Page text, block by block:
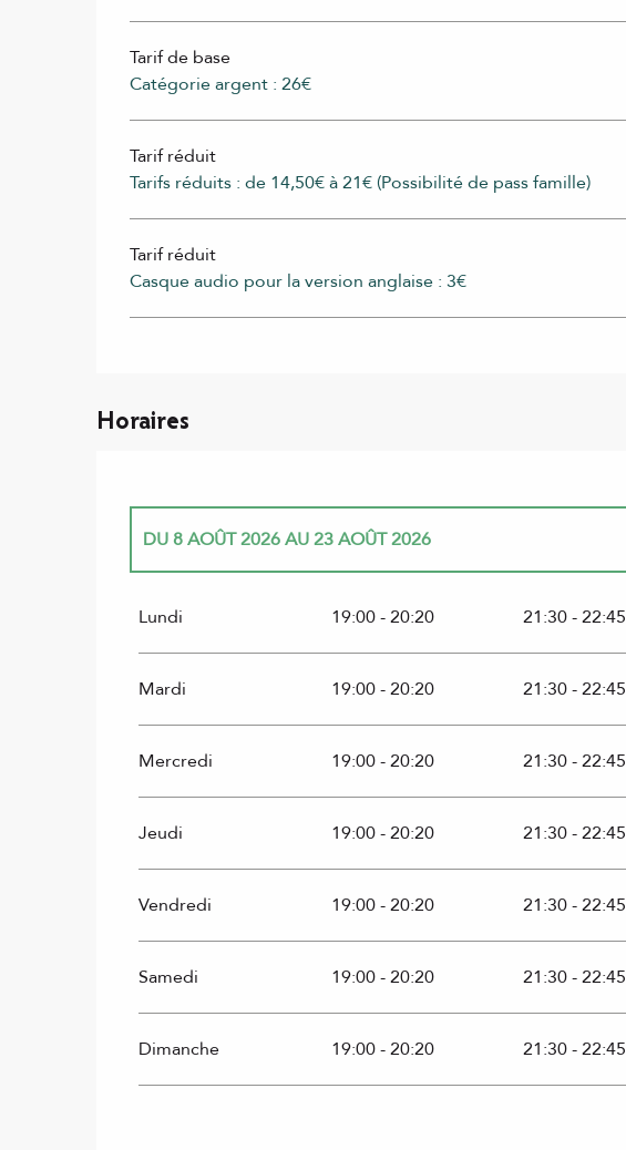
Tarif de base
Catégorie argent : 26€
Tarif réduit
Tarifs réduits : de 14,50€ à 21€ (Possibilité de pass famille)
Tarif réduit
Casque audio pour la version anglaise : 3€
Horaires
9 JUILLET 2026
DU8 AOÛT 2026AU23 AOÛT 2026
Lundi 19:00 - 20:20 21:30 - 22:45
Mardi 19:00 - 20:20 21:30 - 22:45
Mercredi 19:00 - 20:20 21:30 - 22:45
Jeudi 19:00 - 20:20 21:30 - 22:45
Vendredi 19:00 - 20:20 21:30 - 22:45
Samedi 19:00 - 20:20 21:30 - 22:45
Dimanche 19:00 - 20:20 21:30 - 22:45